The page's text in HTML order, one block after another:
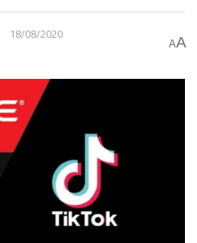
18/08/2020
AA